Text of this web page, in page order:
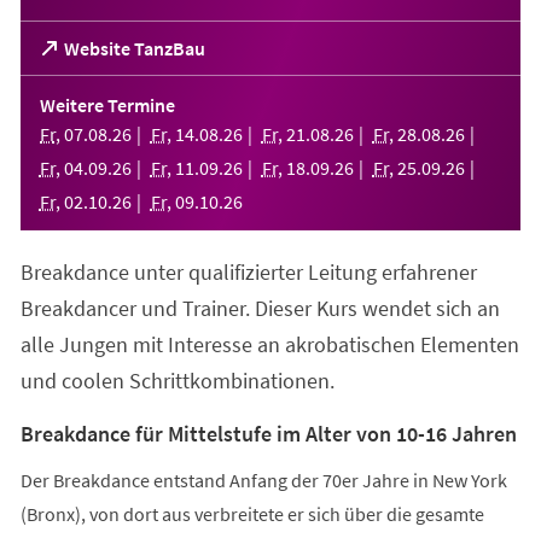
Website TanzBau
(Öffnet
in
einem
neuen
Tab)
Weitere Termine
Fr, 07.08.26 Fr, 14.08.26 Fr, 21 .08.26 Fr, 28.08.26
Fr, 04.09.26 Fr, 11 .09.26 Fr, 18.09.26 Fr, 25.09.26
Fr, 02.10.26 Fr, 09.10.26
Breakdance unter qualifizierter Leitung erfahrener
Breakdancer und Trainer. Dieser Kurs wendet sich an
alle Jungen mit Interesse an akrobatischen Elementen
und coolen Schrittkombinationen.
Breakdance für Mittelstufe im Alter von 10-16 Jahren
Der Breakdance entstand Anfang der 70er Jahre in New York
(Bronx), von dort aus verbreitete er sich über die gesamte